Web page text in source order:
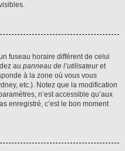
fuseau horaire différent de celui
au panneau de l’utilisateuret
à la zone où vous vous
etc.). Notez que la modification
n’est accessible qu’aux
enregistré, c’est le bon moment